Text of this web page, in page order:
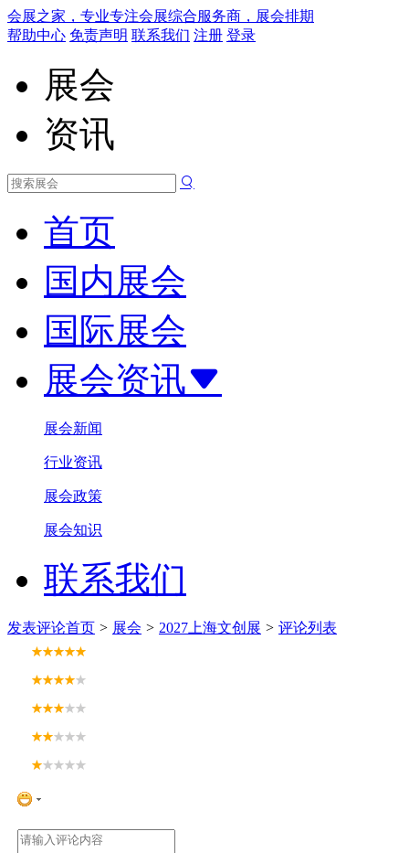
会展之家，专业专注会展综合服务商，展会排期
帮助中心 免责声明 联系我们 注册 登录
展会
资讯
首页
国内展会
国际展会
展会资讯
展会新闻
行业资讯
展会政策
展会知识
联系我们
发表评论首页 > 展会 > 2027上海文创展 > 评论列表